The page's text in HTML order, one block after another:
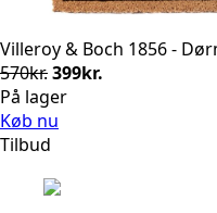
Villeroy & Boch 1856 -
570kr.Den
oprindelige
pris
399kr.
På lager
Køb nu
Tilbud